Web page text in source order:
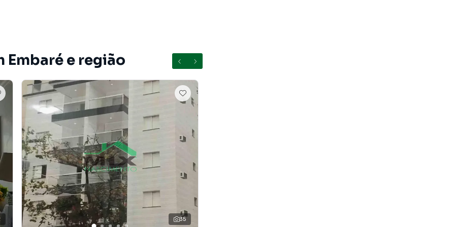
e comércios em geral. Está a poucos
e fácil acesso ao lazer.
ou temporada, este imóvel atende diferentes perfis
com excelente localização e enorme potencial de
bairro Embaré, em Santos. Não encontrou o que
Embaré e região
35